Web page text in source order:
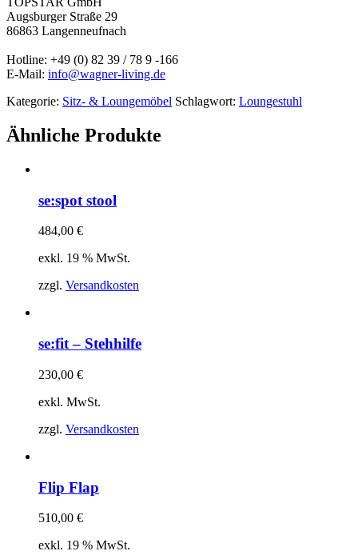
Augsburger Straße 29
86863 Langenneufnach
Hotline: +49 (0) 82 39 / 78 9 -166
E-Mail: info@wagner-living.de
Kategorie: Sitz- & Loungemöbel Schlagwort: Loungestuhl
Ähnliche Produkte
se:spot stool
484,00 €
exkl. 19 % MwSt.
zzgl. Versandkosten
se:fit – Stehhilfe
230,00 €
exkl. MwSt.
zzgl. Versandkosten
Flip Flap
510,00 €
exkl. 19 % MwSt.